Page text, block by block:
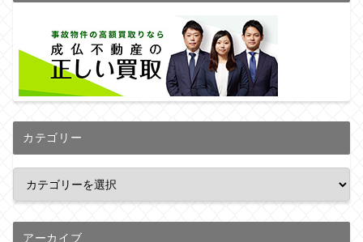
カテゴリー
アーカイブ